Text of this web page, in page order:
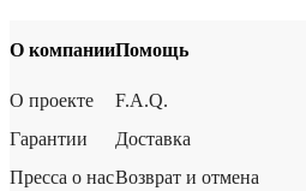
О компании
О проекте
Гарантии
Пресса о нас
Помощь
F.A.Q.
Доставка
Возврат и отмена